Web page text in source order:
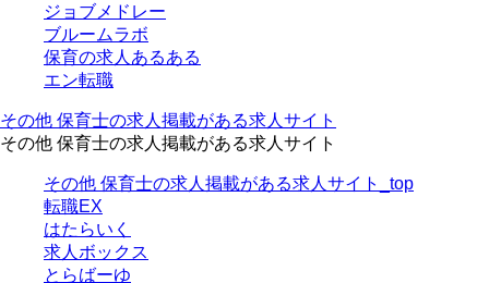
ジョブメドレー
ブルームラボ
保育の求人あるある
エン転職
その他 保育士の求人掲載がある求人サイト
その他 保育士の求人掲載がある求人サイト
その他 保育士の求人掲載がある求人サイト_top
転職EX
はたらいく
求人ボックス
とらばーゆ